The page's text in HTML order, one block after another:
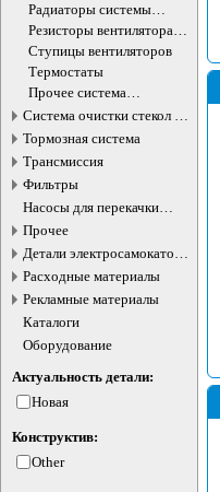
Радиаторы системы
охлаждения
Резисторы вентилятора
охлаждения
Ступицы вентиляторов
Термостаты
Прочее система
охлаждения
Система очистки стекол и
фар
Тормозная система
Трансмиссия
Фильтры
Насосы для перекачки
жидкостей
Прочее
Детали электросамокатов и
электротранспорта
Расходные материалы
Рекламные материалы
Каталоги
Оборудование
Актуальность детали:
Новая
Конструктив:
Other